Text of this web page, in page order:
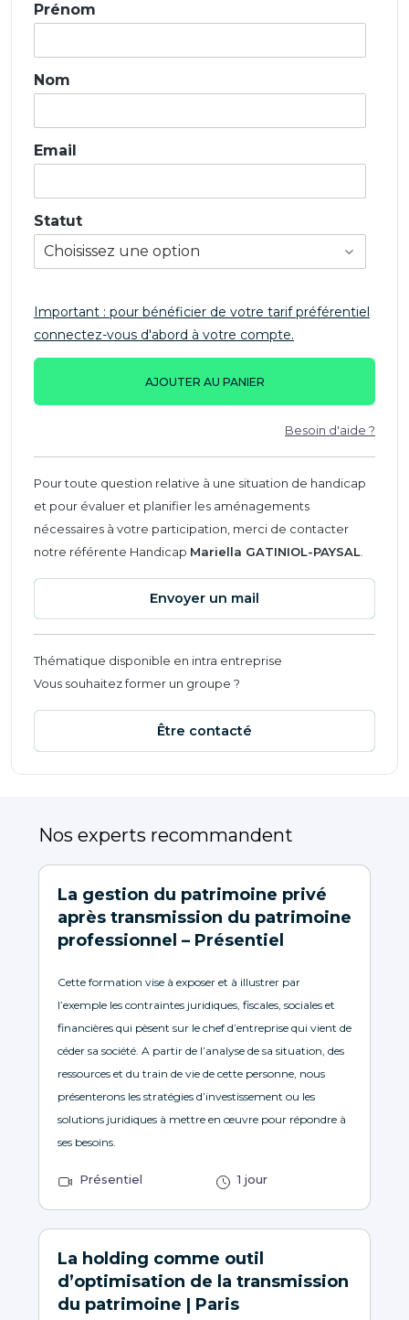
Prénom
Nom
Email
Statut
Important : pour bénéficier de votre tarif préférentiel
connectez-vous d'abord à votre compte.
AJOUTER AU PANIER
Besoin d'aide ?
Pour toute question relative à une situation de handicap
et pour évaluer et planifier les aménagements
nécessaires à votre participation, merci de contacter
notre référente Handicap Mariella GATINIOL-PAYSAL
Envoyer un mail
Thématique disponible en intra entreprise
Vous souhaitez former un groupe ?
Être contacté
Nos experts recommandent
La gestion du patrimoine privé
après transmission du patrimoine
professionnel – Présentiel
Cette formation vise à exposer et à illustrer par
l’exemple les contraintes juridiques, fiscales, sociales et
financières qui pèsent sur le chef d’entreprise qui vient de
céder sa société. A partir de l’analyse de sa situation, des
ressources et du train de vie de cette personne, nous
présenterons les stratégies d’investissement ou les
solutions juridiques à mettre en œuvre pour répondre à
ses besoins.
Présentiel 1 jour
La holding comme outil
d’optimisation de la transmission
du patrimoine | Paris